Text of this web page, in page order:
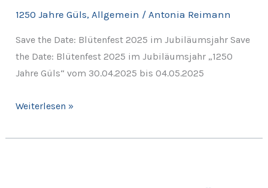
1250 Jahre Güls,Allgemein /Antonia Reimann
Save the Date: Blütenfest 2025 im Jubiläumsjahr Save
the Date: Blütenfest 2025 im Jubiläumsjahr „1250
Jahre Güls“ vom 30.04.2025 bis 04.05.2025
im
Jubiläumsjahr
Weiterlesen »